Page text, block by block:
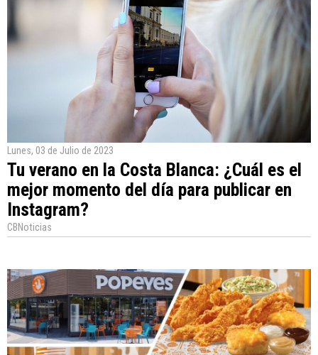
Lunes, 03 de Julio de 2023
Tu verano en la Costa Blanca: ¿Cuál es el
mejor momento del día para publicar en
Instagram?
CBNoticias